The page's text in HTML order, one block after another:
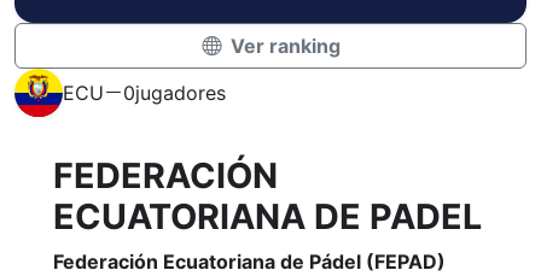
Ver ranking
ECU
0jugadores
FEDERACIÓN
ECUATORIANA DE PADEL
Federación Ecuatoriana de Pádel (FEPAD)